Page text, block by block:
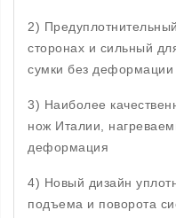
2)
сторонах и сильный
сумки без деформации
3) Наиболее
нож Италии,
деформация
4) Новый дизайн
подъема и поворота